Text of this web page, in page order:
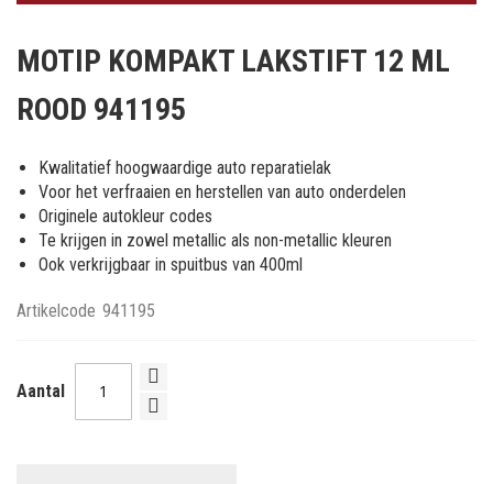
het
van
afbeeldingen-
gallerij
MOTIP KOMPAKT LAKSTIFT 12 ML
ROOD 941195
Kwalitatief hoogwaardige auto reparatielak
Voor het verfraaien en herstellen van auto onderdelen
Originele autokleur codes
Te krijgen in zowel metallic als non-metallic kleuren
Ook verkrijgbaar in spuitbus van 400ml
Artikelcode 941195
Aantal